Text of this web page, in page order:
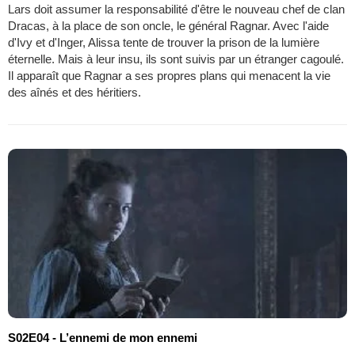
Lars doit assumer la responsabilité d'être le nouveau chef de clan
Dracas, à la place de son oncle, le général Ragnar. Avec l'aide
d'Ivy et d'Inger, Alissa tente de trouver la prison de la lumière
éternelle. Mais à leur insu, ils sont suivis par un étranger cagoulé.
Il apparaît que Ragnar a ses propres plans qui menacent la vie
des aînés et des héritiers.
S02E04 - L’ennemi de mon ennemi